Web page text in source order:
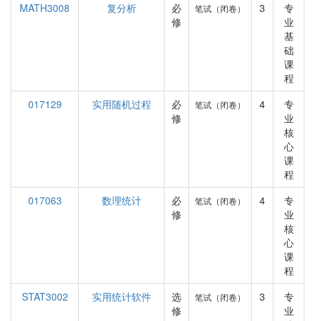
MATH3008
复分析
必
修
笔试（闭卷） 3
专
业
基
础
课
程
017129
实用随机过程
必
修
笔试（闭卷） 4
专
业
核
心
课
程
017063
数理统计
必
修
笔试（闭卷） 4
专
业
核
心
课
程
STAT3002
实用统计软件
选
修
笔试（闭卷） 3
专
业